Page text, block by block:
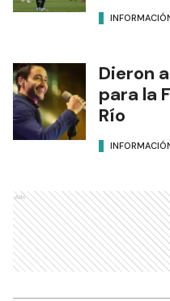
Dieron
para la
Río
Ads